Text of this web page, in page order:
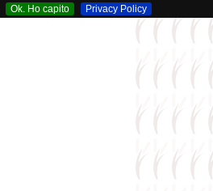
Ok. Ho capito Privacy Policy